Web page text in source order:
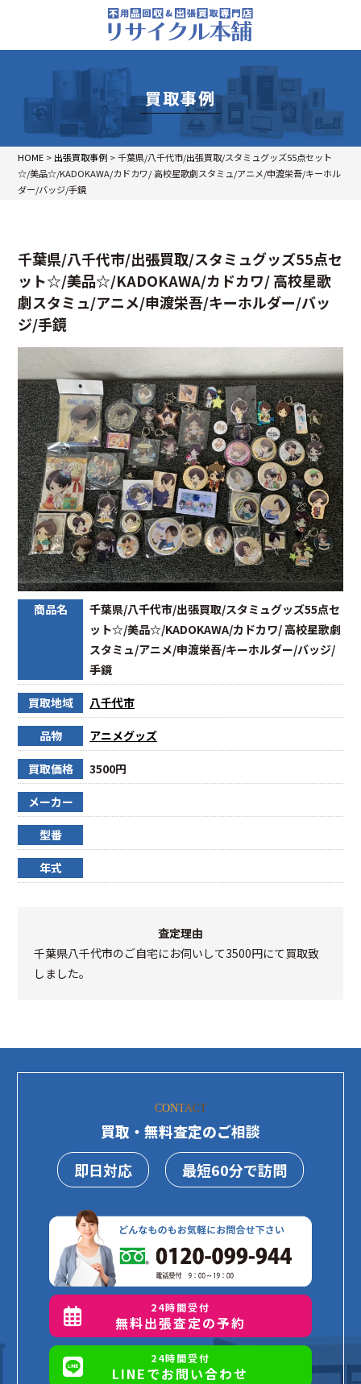
買取事例
HOME > 出張買取事例 >千葉県/八千代市/出張買取/スタミュグッズ55点セット
☆/美品☆/KADOKAWA/カドカワ/ 高校星歌劇スタミュ/アニメ/申渡栄吾/キーホル
ダー/バッジ/手鏡
千葉県/八千代市/出張買取/スタミュグッズ55点セ
ット☆/美品☆/KADOKAWA/カドカワ/ 高校星歌
劇スタミュ/アニメ/申渡栄吾/キーホルダー/バッ
ジ/手鏡
商品名
千葉県/八千代市/出張買取/スタミュグッズ55点セ
ット☆/美品☆/KADOKAWA/カドカワ/ 高校星歌劇
スタミュ/アニメ/申渡栄吾/キーホルダー/バッジ/
手鏡
買取地域 八千代市
品物 アニメグッズ
買取価格 3500円
メーカー
型番
年式
査定理由
千葉県八千代市のご自宅にお伺いして3500円にて買取致
しました。
CONTACT
買取・無料査定のご相談
即日対応
最短60分で訪問
24時間受付
無料出張査定の予約
24時間受付
LINEでお問い合わせ